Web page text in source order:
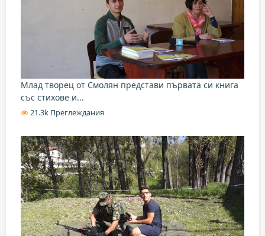
Млад творец от Смолян представи първата си книга
със стихове и...
21.3k Преглеждания